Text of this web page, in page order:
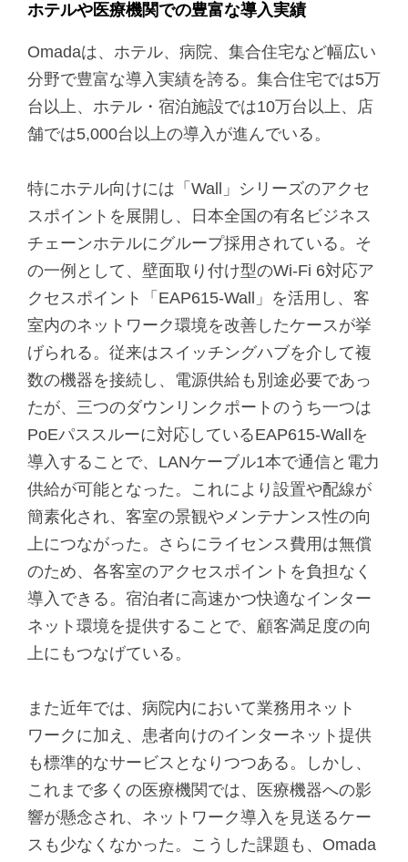
ホテルや医療機関での豊富な導入実績
Omadaは、ホテル、病院、集合住宅など幅広い
分野で豊富な導入実績を誇る。集合住宅では5万
台以上、ホテル・宿泊施設では10万台以上、店
舗では5,000台以上の導入が進んでいる。
特にホテル向けには「Wall」シリーズのアクセ
スポイントを展開し、日本全国の有名ビジネス
チェーンホテルにグループ採用されている。そ
の一例として、壁面取り付け型のWi-Fi 6対応ア
クセスポイント「EAP615-Wall」を活用し、客
室内のネットワーク環境を改善したケースが挙
げられる。従来はスイッチングハブを介して複
数の機器を接続し、電源供給も別途必要であっ
たが、三つのダウンリンクポートのうち一つは
PoEパススルーに対応しているEAP615-Wallを
導入することで、LANケーブル1本で通信と電力
供給が可能となった。これにより設置や配線が
簡素化され、客室の景観やメンテナンス性の向
上につながった。さらにライセンス費用は無償
のため、各客室のアクセスポイントを負担なく
導入できる。宿泊者に高速かつ快適なインター
ネット環境を提供することで、顧客満足度の向
上にもつなげている。
また近年では、病院内において業務用ネット
ワークに加え、患者向けのインターネット提供
も標準的なサービスとなりつつある。しかし、
これまで多くの医療機関では、医療機器への影
響が懸念され、ネットワーク導入を見送るケー
スも少なくなかった。こうした課題も、Omada